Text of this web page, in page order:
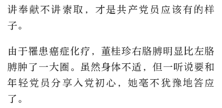
讲奉献不讲索取，才是共产党员应该有的样
子。
由于罹患癌症化疗，董桂珍右胳膊明显比左胳
膊肿了一大圈。虽然身体不适，但一听说要和
年轻党员分享入党初心，她毫不犹豫地答应
了。